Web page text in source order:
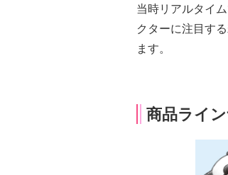
当時リアルタイ
クターに注目す
ます。
商品ライ